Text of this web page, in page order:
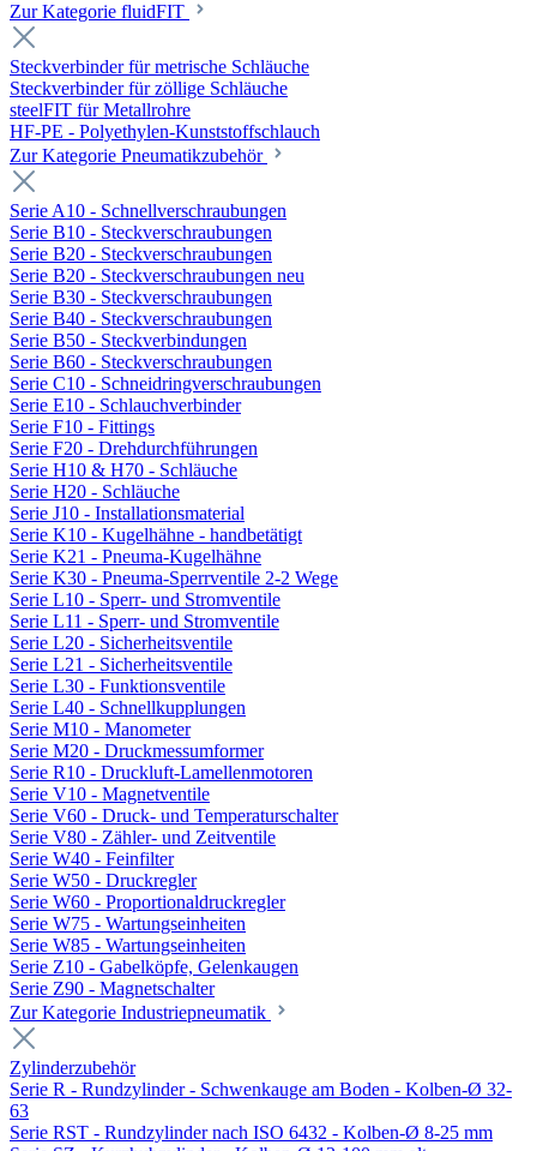
Zur Kategorie fluidFIT
Steckverbinder für metrische Schläuche
Steckverbinder für zöllige Schläuche
steelFIT für Metallrohre
HF-PE - Polyethylen-Kunststoffschlauch
Zur Kategorie Pneumatikzubehör
Serie A10 - Schnellverschraubungen
Serie B10 - Steckverschraubungen
Serie B20 - Steckverschraubungen
Serie B20 - Steckverschraubungen neu
Serie B30 - Steckverschraubungen
Serie B40 - Steckverschraubungen
Serie B50 - Steckverbindungen
Serie B60 - Steckverschraubungen
Serie C10 - Schneidringverschraubungen
Serie E10 - Schlauchverbinder
Serie F10 - Fittings
Serie F20 - Drehdurchführungen
Serie H10 & H70 - Schläuche
Serie H20 - Schläuche
Serie J10 - Installationsmaterial
Serie K10 - Kugelhähne - handbetätigt
Serie K21 - Pneuma-Kugelhähne
Serie K30 - Pneuma-Sperrventile 2-2 Wege
Serie L10 - Sperr- und Stromventile
Serie L11 - Sperr- und Stromventile
Serie L20 - Sicherheitsventile
Serie L21 - Sicherheitsventile
Serie L30 - Funktionsventile
Serie L40 - Schnellkupplungen
Serie M10 - Manometer
Serie M20 - Druckmessumformer
Serie R10 - Druckluft-Lamellenmotoren
Serie V10 - Magnetventile
Serie V60 - Druck- und Temperaturschalter
Serie V80 - Zähler- und Zeitventile
Serie W40 - Feinfilter
Serie W50 - Druckregler
Serie W60 - Proportionaldruckregler
Serie W75 - Wartungseinheiten
Serie W85 - Wartungseinheiten
Serie Z10 - Gabelköpfe, Gelenkaugen
Serie Z90 - Magnetschalter
Zur Kategorie Industriepneumatik
Zylinderzubehör
Serie R - Rundzylinder - Schwenkauge am Boden - Kolben-Ø 32-
63
Serie RST - Rundzylinder nach ISO 6432 - Kolben-Ø 8-25 mm